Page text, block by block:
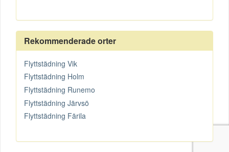
Rekommenderade orter
Flyttstädning Vik
Flyttstädning Holm
Flyttstädning Runemo
Flyttstädning Järvsö
Flyttstädning Färila